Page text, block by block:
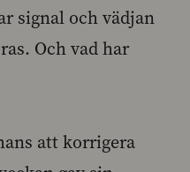
signal och vädjan
Och vad har
att korrigera